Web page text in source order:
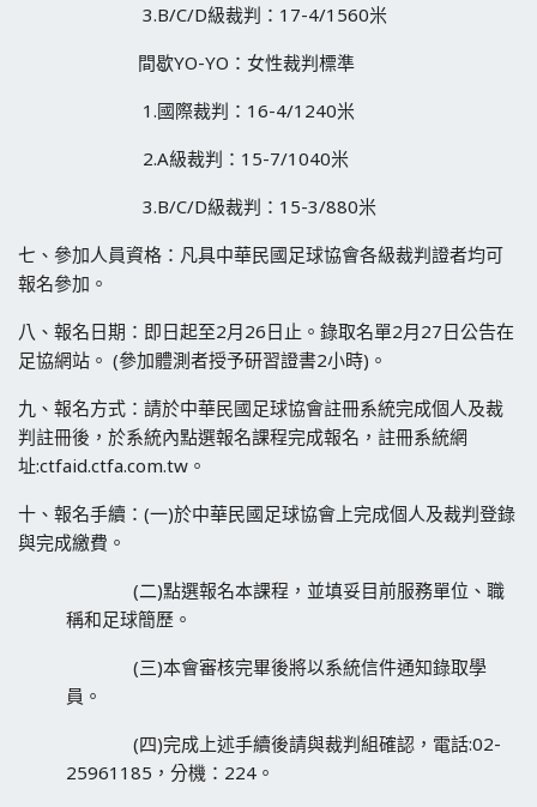
3.B/C/D級裁判：17-4/1560米
間歇YO-YO：女性裁判標準
1.國際裁判：16-4/1240米
2.A級裁判：15-7/1040米
3.B/C/D級裁判：15-3/880米
七、參加人員資格：凡具中華民國足球協會各級裁判證者均可
報名參加。
八、報名日期：即日起至2月26日止。錄取名單2月27日公告在
足協網站。 (參加體測者授予研習證書2小時)。
九、報名方式：請於中華民國足球協會註冊系統完成個人及裁
判註冊後，於系統內點選報名課程完成報名，註冊系統網
址:ctfaid.ctfa.com.tw。
十、報名手續：(一)於中華民國足球協會上完成個人及裁判登錄
與完成繳費。
(二)點選報名本課程，並填妥目前服務單位、職
稱和足球簡歷。
(三)本會審核完畢後將以系統信件通知錄取學
員。
(四)完成上述手續後請與裁判組確認，電話:02-
25961185，分機：224。